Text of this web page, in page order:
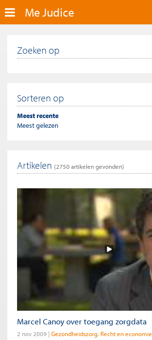
Me Judice
Zoeken op
Sorteren op
Meest recente
Meest gelezen
Artikelen (2750 artikelen gevonden)
Marcel Canoy over toegang zorgdata
2 nov 2009 Gezondheidszorg Recht en economie